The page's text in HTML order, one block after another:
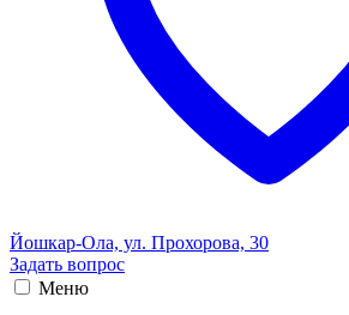
Йошкар-Ола, ул. Прохорова, 30
Задать вопрос
Меню